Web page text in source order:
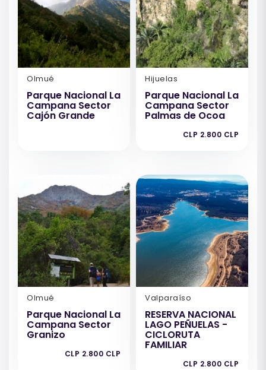
Olmué
Parque Nacional La
Campana Sector
Cajón Grande
Hijuelas
Parque Nacional La
Campana Sector
Palmas de Ocoa
CLP 2.800 CLP
Olmué
Parque Nacional La
Campana Sector
Granizo
CLP 2.800 CLP
Valparaíso
RESERVA NACIONAL
LAGO PEÑUELAS -
CICLORUTA
FAMILIAR
CLP 2.800 CLP